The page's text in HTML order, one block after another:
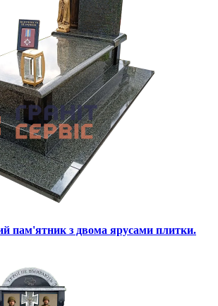
пам'ятник з двома ярусами плитки.